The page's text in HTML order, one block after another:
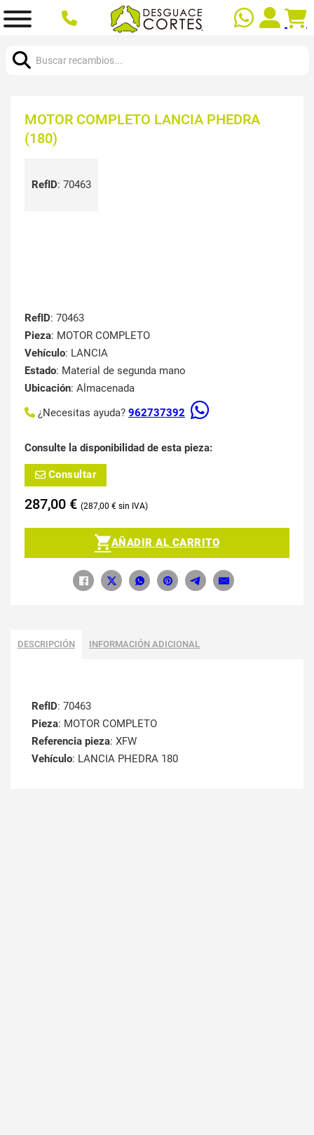
MOTOR COMPLETO LANCIA PHEDRA
(180)
RefID: 70463
RefID: 70463
Pieza: MOTOR COMPLETO
Vehículo: LANCIA
Estado: Material de segunda mano
Ubicación: Almacenada
¿Necesitas ayuda? 962737392
Consulte la disponibilidad de esta pieza:
Consultar
287,00 € 287,00 €
AÑADIR AL CARRITO
DESCRIPCIÓN INFORMACIÓN ADICIONAL
RefID: 70463
Pieza: MOTOR COMPLETO
Referencia pieza: XFW
Vehículo: LANCIA PHEDRA 180